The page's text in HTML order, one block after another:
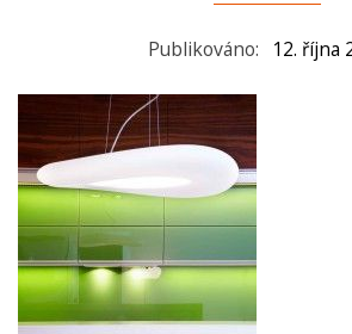
Publikováno: 12. října